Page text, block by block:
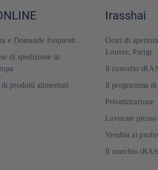
e Domande frequenti
di spedizione in
prodotti alimentari
Irasshai
Orari di
Louvre, Parigi
Il concetto
Il programma
Privatizzazione
Lavorare
Vendita ai
Il marchio